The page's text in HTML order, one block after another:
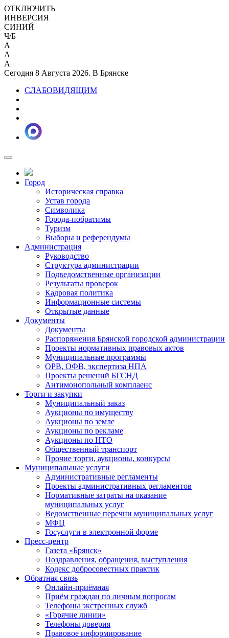
ОТКЛЮЧИТЬ
ИНВЕРСИЯ
СИНИЙ
Ч/Б
A
A
A
Сегодня 8 Августа 2026. В Брянске
СЛАБОВИДЯЩИМ
Город
Историческая справка
Устав города
Символика
Города-побратимы
Туризм
Выборы и референдумы
Администрация
Руководство
Структура администрации
Подведомственные организации
Результаты проверок
Кадровая политика
Информационные системы
Открытые данные
Документы
Документы
Распоряжения Брянской городской администрации
Проекты нормативных правовых актов
Муниципальные программы
ОРВ, ОФВ, экспертиза НПА
Проекты решений БГСНД
Антимонопольный комплаенс
Торги и закупки
Муниципальный заказ
Аукционы по имуществу
Аукционы по земле
Аукционы по рекламе
Аукционы по НТО
Общественный транспорт
Прочие торги, аукционы, конкурсы
Муниципальные услуги
Административные регламенты
Проекты административных регламентов
Нормативные затраты на оказание
муниципальных услуг
Ведомственные перечни муниципальных услуг
МФЦ
Госуслуги в электронной форме
Пресс-центр
Газета «Брянск»
Поздравления, обращения, выступления
Кодекс добросовестных практик
Обратная связь
Онлайн-приёмная
Приём граждан по личным вопросам
Телефоны экстренных служб
«Горячие линии»
Телефоны доверия
Правовое информирование